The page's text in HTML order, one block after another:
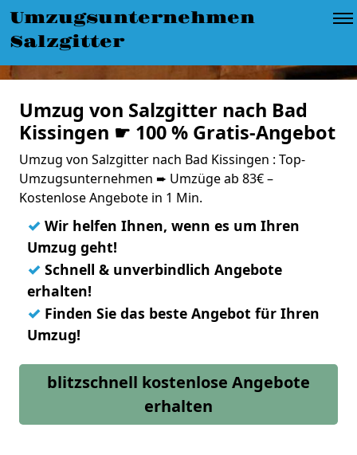
Umzugsunternehmen
Salzgitter
Umzug von Salzgitter nach Bad
Kissingen ☛ 100 % Gratis-Angebot
Umzug von Salzgitter nach Bad Kissingen : Top-
Umzugsunternehmen ➨ Umzüge ab 83€ –
Kostenlose Angebote in 1 Min.
✓ Wir helfen Ihnen, wenn es um Ihren
Umzug geht!
✓ Schnell & unverbindlich Angebote
erhalten!
✓ Finden Sie das beste Angebot für Ihren
Umzug!
blitzschnell kostenlose Angebote
erhalten